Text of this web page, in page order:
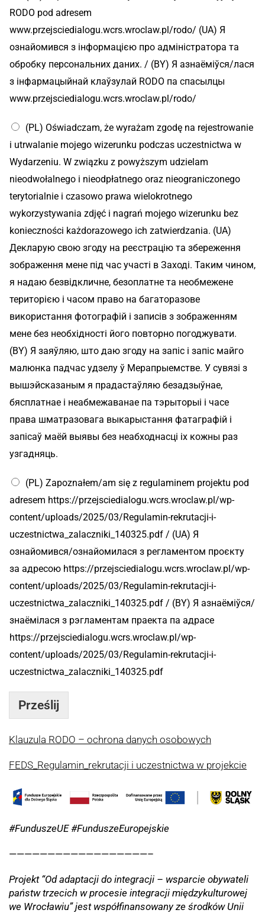
RODO pod adresem
www.przejsciedialogu.wcrs.wroclaw.pl/rodo/ (UA) Я
ознайомився з інформацією про адміністратора та
обробку персональних даних. / (BY) Я азнаёміўся/лася
з інфармацыйнай клаўзулай RODO па спасылцы
www.przejsciedialogu.wcrs.wroclaw.pl/rodo/
(PL) Oświadczam, że wyrażam zgodę na rejestrowanie
i utrwalanie mojego wizerunku podczas uczestnictwa w
Wydarzeniu. W związku z powyższym udzielam
nieodwołalnego i nieodpłatnego oraz nieograniczonego
terytorialnie i czasowo prawa wielokrotnego
wykorzystywania zdjęć i nagrań mojego wizerunku bez
konieczności każdorazowego ich zatwierdzania. (UA)
Декларую свою згоду на реєстрацію та збереження
зображення мене під час участі в Заході. Таким чином,
я надаю безвідкличне, безоплатне та необмежене
територією і часом право на багаторазове
використання фотографій і записів з зображенням
мене без необхідності його повторно погоджувати.
(BY) Я заяўляю, што даю згоду на запіс і запіс майго
малюнка падчас удзелу ў Мерапрыемстве. У сувязі з
вышэйсказаным я прадастаўляю безадзыўнае,
бясплатнае і неабмежаванае па тэрыторыі і часе
права шматразовага выкарыстання фатаграфій і
запісаў маёй выявы без неабходнасці іх кожны раз
узгадняць.
э
л
ф
о
а
n
z
w
i
k
o
у
(PL) Zapoznałem/am się z regulaminem projektu pod
adresem https://przejsciedialogu.wcrs.wroclaw.pl/wp-
content/uploads/2025/03/Regulamin-rekrutacji-i-
uczestnictwa_zalaczniki_140325.pdf / (UA) Я
ознайомився/ознайомилася з регламентом проєкту
за адресою https://przejsciedialogu.wcrs.wroclaw.pl/wp-
content/uploads/2025/03/Regulamin-rekrutacji-i-
uczestnictwa_zalaczniki_140325.pdf / (BY) Я азнаёміўся/
знаёмілася з рэгламентам праекта па адрасе
https://przejsciedialogu.wcrs.wroclaw.pl/wp-
content/uploads/2025/03/Regulamin-rekrutacji-i-
uczestnictwa_zalaczniki_140325.pdf
Prześlij
Klauzula RODO – ochrona danych osobowych
FEDS_Regulamin_rekrutacji i uczestnictwa w projekcie
#FunduszeUE #FunduszeEuropejskie
——————————————————–
Projekt “Od adaptacji do integracji – wsparcie obywateli
państw trzecich w procesie integracji międzykulturowej
we Wrocławiu” jest współfinansowany ze środków Unii